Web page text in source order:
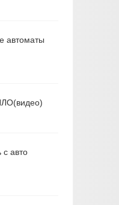
автоматы
с авто